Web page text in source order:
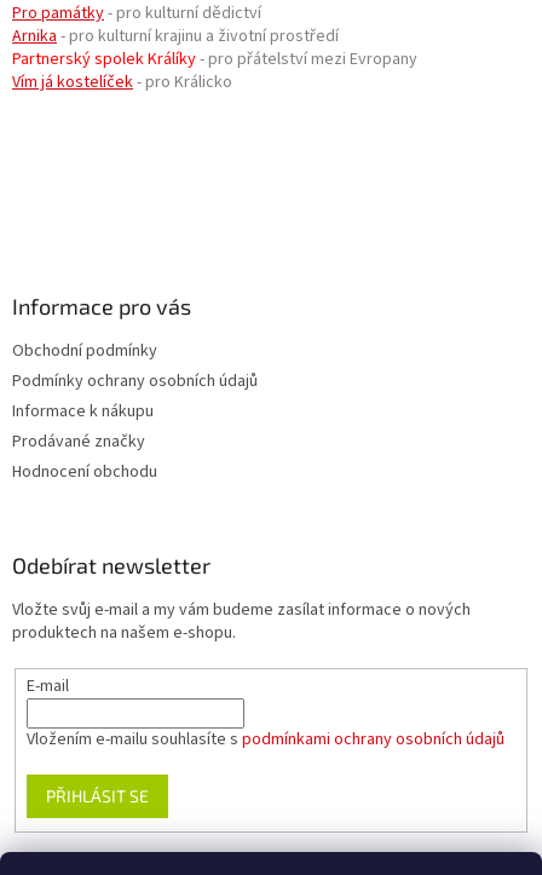
Pro památky- pro kulturní dědictví
Arnika- pro kulturní krajinu a životní prostředí
Partnerský spolek Králíky- pro přátelství mezi Evropany
Vím já kostelíček- pro Králicko
Informace pro vás
Obchodní podmínky
Podmínky ochrany osobních údajů
Informace k nákupu
Prodávané značky
Hodnocení obchodu
Odebírat newsletter
Vložte svůj e-mail a my vám budeme zasílat informace o nových
produktech na našem e-shopu.
E-mail
Vložením e-mailu souhlasíte s podmínkami ochrany osobních údajů
PŘIHLÁSIT SE